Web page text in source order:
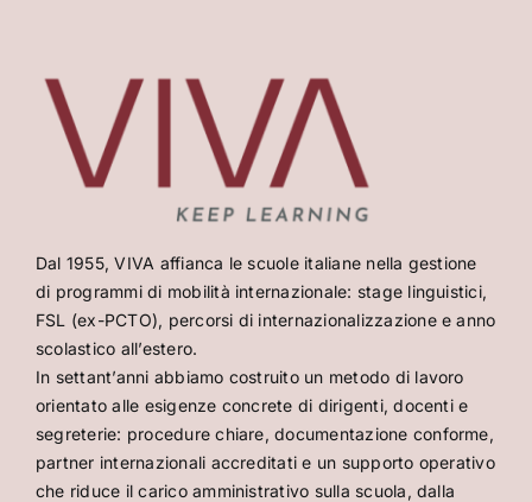
Dal 1955, VIVA affianca le scuole italiane nella gestione
di programmi di mobilità internazionale: stage linguistici,
FSL (ex-PCTO), percorsi di internazionalizzazione e anno
scolastico all’estero.
In settant’anni abbiamo costruito un metodo di lavoro
orientato alle esigenze concrete di dirigenti, docenti e
segreterie: procedure chiare, documentazione conforme,
partner internazionali accreditati e un supporto operativo
che riduce il carico amministrativo sulla scuola, dalla